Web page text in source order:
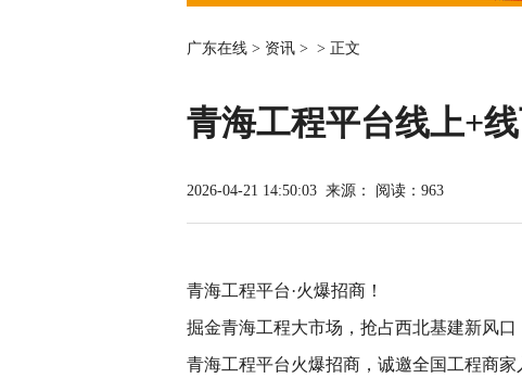
广东在线 > 资讯 > > 正文
青海工程平台线上+
2026-04-21 14:50:03 来源： 阅读：963
青海工程平台·火爆招商！
掘金青海工程大市场，抢占西北基建新风口
青海工程平台火爆招商，诚邀全国工程商家